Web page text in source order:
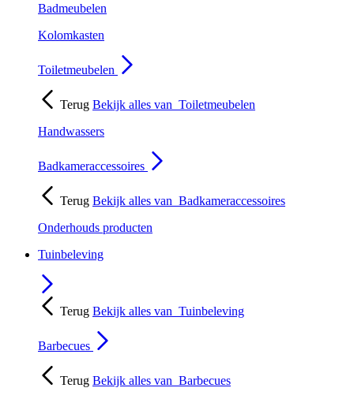
Badmeubelen
Kolomkasten
Toiletmeubelen
Terug Bekijk alles van Toiletmeubelen
Handwassers
Badkameraccessoires
Terug Bekijk alles van Badkameraccessoires
Onderhouds producten
Tuinbeleving
Terug Bekijk alles van Tuinbeleving
Barbecues
Terug Bekijk alles van Barbecues